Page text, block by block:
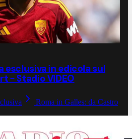
in edicola sul
- Stadio VIDEO
Roma in Galles: da Castro